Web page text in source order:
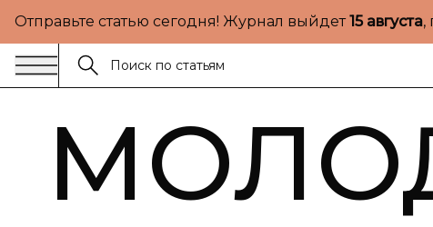
Отправьте статью сегодня! Журнал выйдет15 августа,